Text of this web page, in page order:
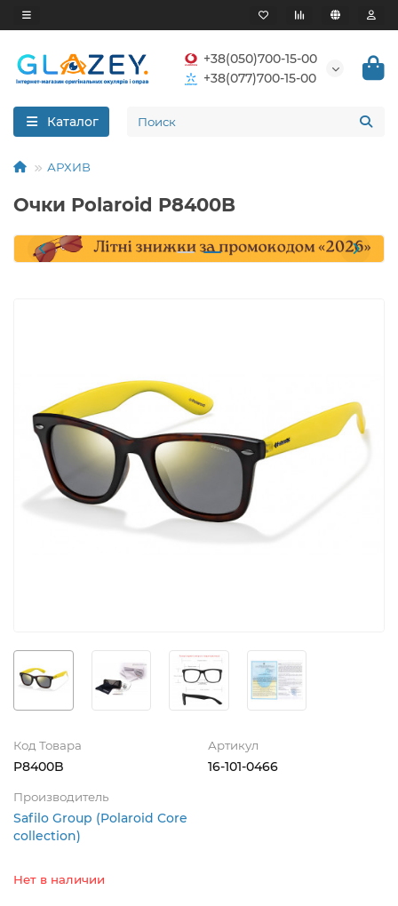
+38(050)700-15-00
+38(077)700-15-00
Каталог
АРХИВ
Очки Polaroid P8400B
Код Товара
P8400B
Артикул
16-101-0466
Производитель
Safilo Group (Polaroid Core
collection)
Нет в наличии